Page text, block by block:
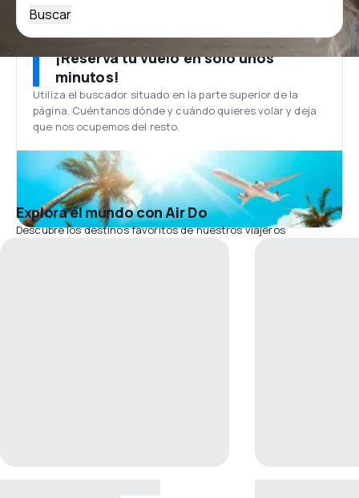
Buscar
¡Reserva tu vuelo en solo unos
minutos!
Utiliza el buscador situado en la parte superior de la
página. Cuéntanos dónde y cuándo quieres volar y deja
que nos ocupemos del resto.
Explora el mundo con Air Do
Descubre los destinos favoritos de nuestros viajeros